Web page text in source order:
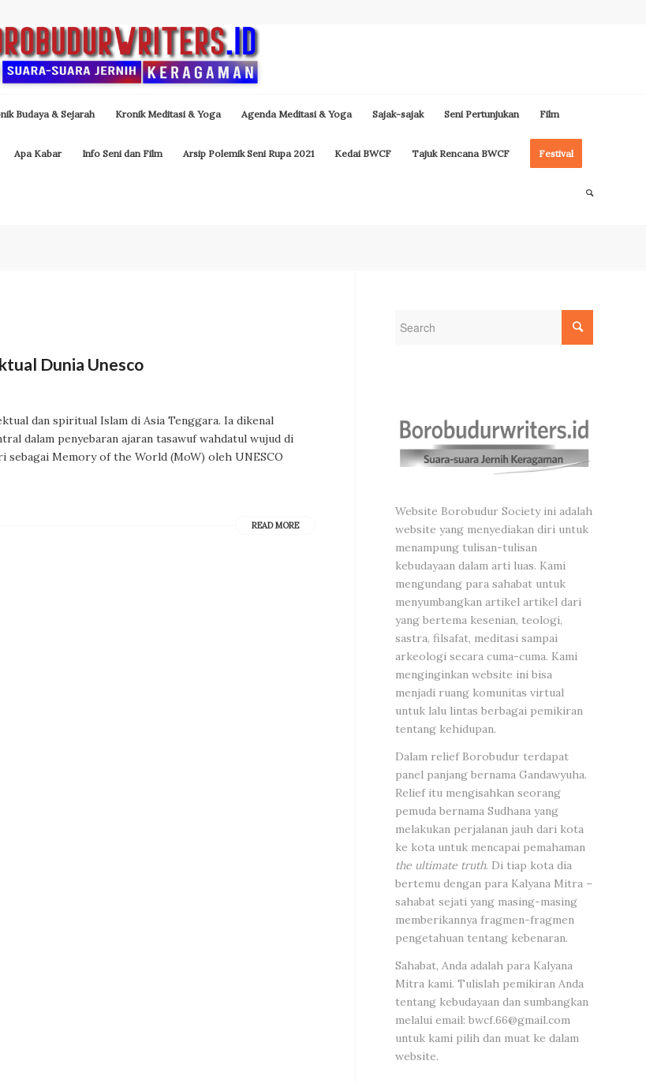
Budaya & Sejarah Kronik Meditasi & Yoga Agenda Meditasi & Yoga Sajak-sajak Seni Pertunjukan Film
Apa Kabar Info Seni dan Film Arsip Polemik Seni Rupa 2021 Kedai BWCF Tajuk Rencana BWCF Festival
Dunia Unesco
dan spiritual Islam di Asia Tenggara. Ia dikenal
dalam penyebaran ajaran tasawuf wahdatul wujud di
sebagai Memory of the World (MoW) oleh UNESCO
READ MORE
Website Borobudur Society ini adalah
website yang menyediakan diri untuk
menampung tulisan-tulisan
kebudayaan dalam arti luas. Kami
mengundang para sahabat untuk
menyumbangkan artikel artikel dari
yang bertema kesenian, teologi,
sastra, filsafat, meditasi sampai
arkeologi secara cuma-cuma. Kami
menginginkan website ini bisa
menjadi ruang komunitas virtual
untuk lalu lintas berbagai pemikiran
tentang kehidupan.
Dalam relief Borobudur terdapat
panel panjang bernama Gandawyuha.
Relief itu mengisahkan seorang
pemuda bernama Sudhana yang
melakukan perjalanan jauh dari kota
ke kota untuk mencapai pemahaman
the ultimate truth. Di tiap kota dia
bertemu dengan para Kalyana Mitra –
sahabat sejati yang masing-masing
memberikannya fragmen-fragmen
pengetahuan tentang kebenaran.
Sahabat, Anda adalah para Kalyana
Mitra kami. Tulislah pemikiran Anda
tentang kebudayaan dan sumbangkan
melalui email: bwcf.66@gmail.com
untuk kami pilih dan muat ke dalam
website.